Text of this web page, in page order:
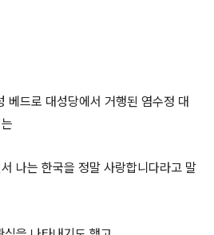
드로 대성당에서 거행된 염수정 대
나는 한국을 정말 사랑합니다라고 말